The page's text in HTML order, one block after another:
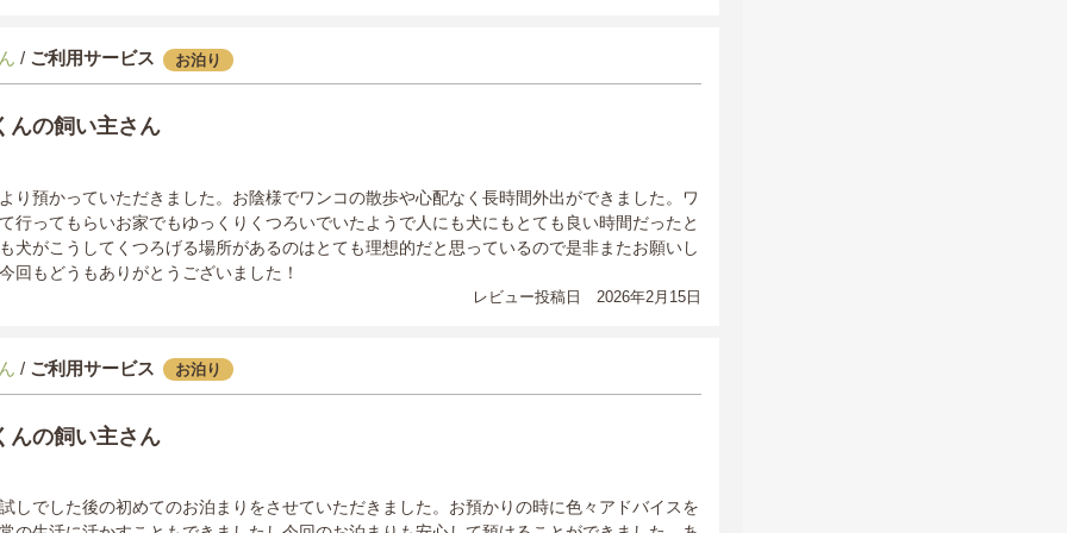
/ ご利用サービス お泊り
んの飼い主さん
り預かっていただきました。お陰様でワンコの散歩や心配なく長時間外出ができました。ワ
行ってもらいお家でもゆっくりくつろいでいたようで人にも犬にもとても良い時間だったと
犬がこうしてくつろげる場所があるのはとても理想的だと思っているので是非またお願いし
回もどうもありがとうございました！
レビュー投稿日 2026年2月15日
/ ご利用サービス お泊り
んの飼い主さん
しでした後の初めてのお泊まりをさせていただきました。お預かりの時に色々アドバイスを